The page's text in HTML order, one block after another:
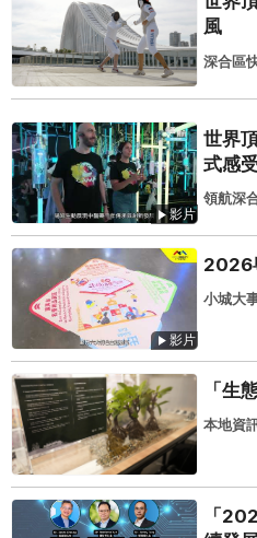
風
深合區
影片
世界
式感
領航深
影片
2026
小城大
「生
本地資
「